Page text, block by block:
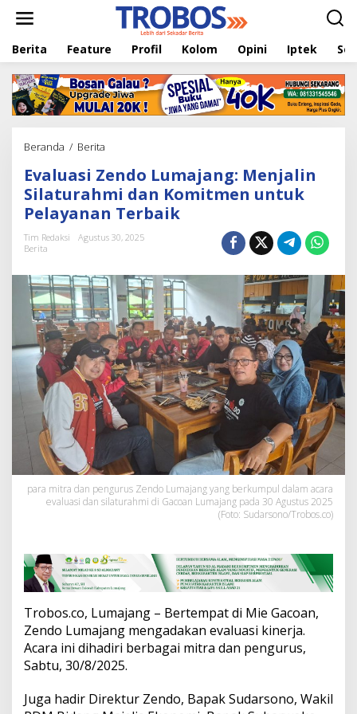
t
Berita Feature Profil Kolom Opini Iptek
Beranda / Berita
a
l
u
a
s
e
n
d
o
L
u
m
a
j
a
n
M
e
n
j
n
S
i
a
t
u
r
m
Evaluasi Zendo Lumajang: Menjalin
Silaturahmi dan Komitmen untuk
Pelayanan Terbaik
Tim Redaksi
Agustus 30, 2025
Berita
para mitra dan pengurus Zendo Lumajang yang berkumpul dalam acara
evaluasi dan silaturahmi di Gacoan Lumajang pada 30 Agustus 2025
(Foto: Sudarsono/Trobos.co)
Trobos.co, Lumajang – Bertempat di Mie Gacoan,
Zendo Lumajang mengadakan evaluasi kinerja.
Acara ini dihadiri berbagai mitra dan pengurus,
Sabtu, 30/8/2025.
Juga hadir Direktur Zendo, Bapak Sudarsono, Wakil